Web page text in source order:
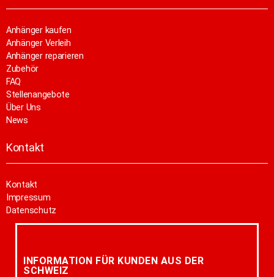
Anhänger kaufen
Anhänger Verleih
Anhänger reparieren
Zubehör
FAQ
Stellenangebote
Über Uns
News
Kontakt
Kontakt
Impressum
Datenschutz
INFORMATION FÜR KUNDEN AUS DER
SCHWEIZ